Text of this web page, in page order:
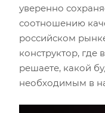
уверенно
соотношению
российском
конструктор,
решаете, какой
необходимым в